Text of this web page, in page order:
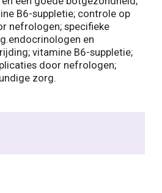
B6-suppletie; controle op
nefrologen; specifieke
en
vitamine B6-suppletie;
door nefrologen;
zorg.